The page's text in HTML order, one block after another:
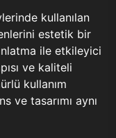
kullanılan
estetik bir
ile etkileyici
ve kaliteli
kullanım
ve tasarımı aynı